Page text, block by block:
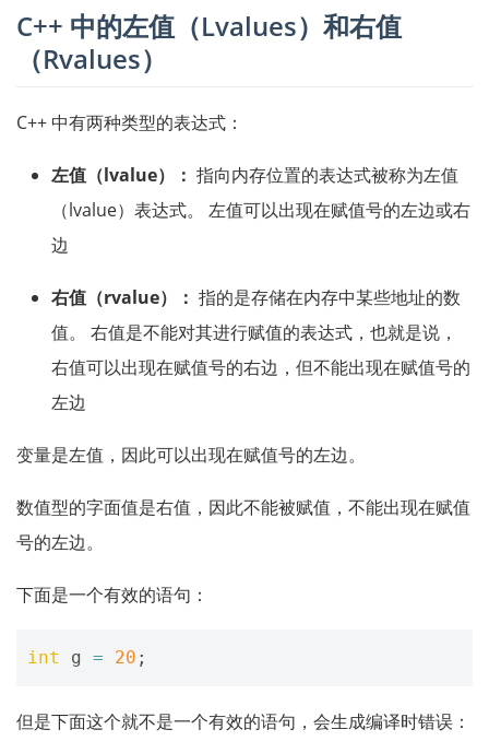
C++ 中的左值（Lvalues）和右值
（Rvalues）
C++ 中有两种类型的表达式：
左值（lvalue）： 指向内存位置的表达式被称为左值
（lvalue）表达式。 左值可以出现在赋值号的左边或右
边
右值（rvalue）： 指的是存储在内存中某些地址的数
值。 右值是不能对其进行赋值的表达式，也就是说，
右值可以出现在赋值号的右边，但不能出现在赋值号的
左边
变量是左值，因此可以出现在赋值号的左边。
数值型的字面值是右值，因此不能被赋值，不能出现在赋值
号的左边。
下面是一个有效的语句：
int g = 20 ;
但是下面这个就不是一个有效的语句，会生成编译时错误：